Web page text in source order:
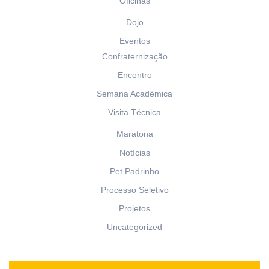
Dojo
Eventos
Confraternização
Encontro
Semana Acadêmica
Visita Técnica
Maratona
Notícias
Pet Padrinho
Processo Seletivo
Projetos
Uncategorized